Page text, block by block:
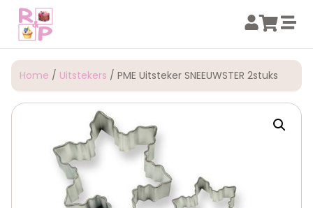
Home / Uitstekers / PME Uitsteker SNEEUWSTER 2stuks